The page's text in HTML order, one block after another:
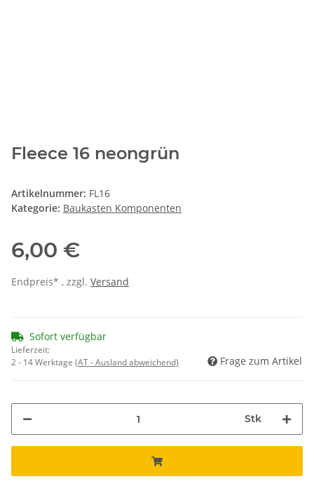
Fleece 16 neongrün
Artikelnummer: FL16
Kategorie: Baukasten Komponenten
6,00 €
Endpreis* , zzgl. Versand
Sofort verfügbar
Lieferzeit:
2 - 14 Werktage (AT - Ausland abweichend) Frage zum Artikel
Stk